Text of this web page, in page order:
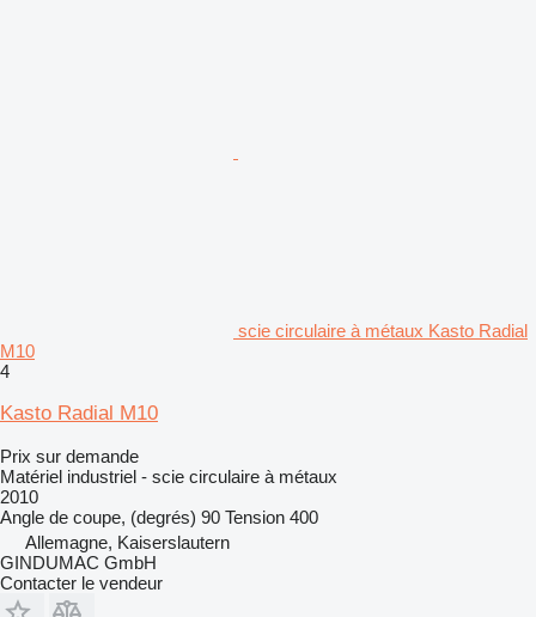
scie circulaire à métaux Kasto Radial
M10
4
Kasto Radial M10
Prix sur demande
Matériel industriel - scie circulaire à métaux
2010
Angle de coupe, (degrés) 90 Tension 400
Allemagne, Kaiserslautern
GINDUMAC GmbH
Contacter le vendeur